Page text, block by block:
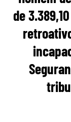
de